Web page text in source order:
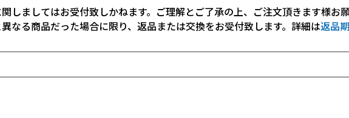
しましてはお受付致しかねます。ご理解とご了承の上、ご注文頂きます様お
なる商品だった場合に限り、返品または交換をお受付致します。詳細は返品